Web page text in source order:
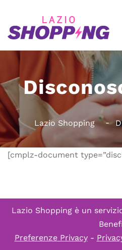
Lazio Shopping
[cmplz-document
Lazio Shopping è un
Preferenze Privacy-